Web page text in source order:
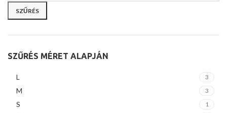
SZŰRÉS
SZŰRÉS MÉRET ALAPJÁN
L 3
M 3
S 1